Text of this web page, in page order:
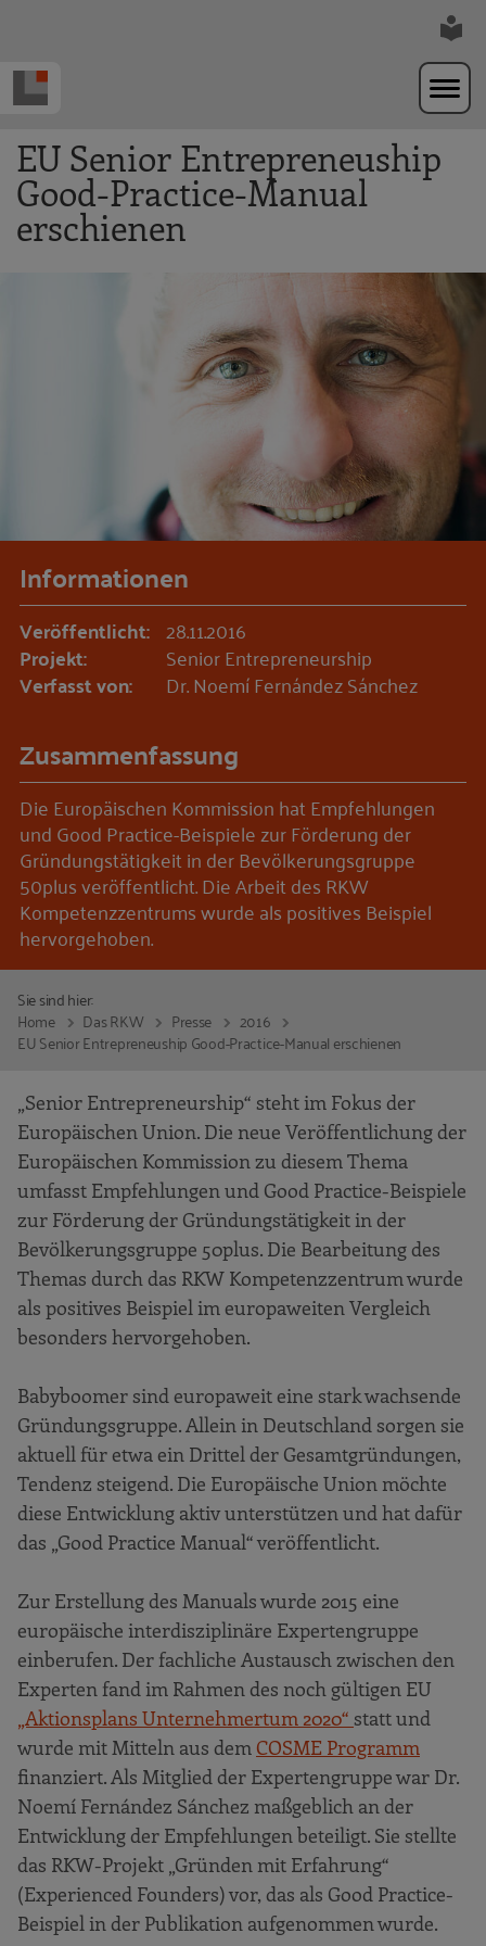
EU Senior Entrepreneuship
Good-Practice-Manual
erschienen
Informationen
Veröffentlicht: 28.11.2016
Projekt: Senior Entrepreneurship
Verfasst von: Dr. Noemí Fernández Sánchez
Zusammenfassung
Die Europäischen Kommission hat Empfehlungen
und Good Practice-Beispiele zur Förderung der
Gründungstätigkeit in der Bevölkerungsgruppe
50plus veröffentlicht. Die Arbeit des RKW
Kompetenzzentrums wurde als positives Beispiel
hervorgehoben.
Sie sind hier:
Home
Das RKW Presse
2016
EU Senior Entrepreneuship Good-Practice-Manual erschienen
„Senior Entrepreneurship“ steht im Fokus der
Europäischen Union. Die neue Veröffentlichung der
Europäischen Kommission zu diesem Thema
umfasst Empfehlungen und Good Practice-Beispiele
zur Förderung der Gründungstätigkeit in der
Bevölkerungsgruppe 50plus. Die Bearbeitung des
Themas durch das RKW Kompetenzzentrum wurde
als positives Beispiel im europaweiten Vergleich
besonders hervorgehoben.
Babyboomer sind europaweit eine stark wachsende
Gründungsgruppe. Allein in Deutschland sorgen sie
aktuell für etwa ein Drittel der Gesamtgründungen,
Tendenz steigend. Die Europäische Union möchte
diese Entwicklung aktiv unterstützen und hat dafür
das „Good Practice Manual“ veröffentlicht.
Zur Erstellung des Manuals wurde 2015 eine
europäische interdisziplinäre Expertengruppe
einberufen. Der fachliche Austausch zwischen den
Experten fand im Rahmen des noch gültigen EU
„Aktionsplans Unternehmertum 2020“ statt und
wurde mit Mitteln aus dem COSME Programm
finanziert. Als Mitglied der Expertengruppe war Dr.
Noemí Fernández Sánchez maßgeblich an der
Entwicklung der Empfehlungen beteiligt. Sie stellte
das RKW-Projekt „Gründen mit Erfahrung“
(Experienced Founders) vor, das als Good Practice-
Beispiel in der Publikation aufgenommen wurde.